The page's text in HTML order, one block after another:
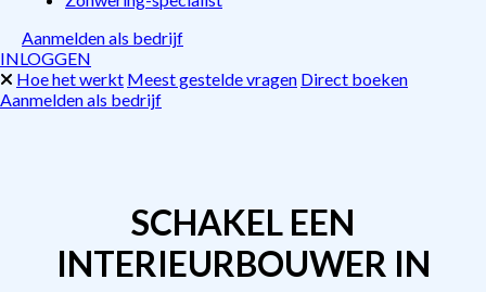
Aanmelden als bedrijf
INLOGGEN
Hoe het werkt Meest gestelde vragen Direct boeken
Aanmelden als bedrijf
SCHAKEL EEN
INTERIEURBOUWER IN